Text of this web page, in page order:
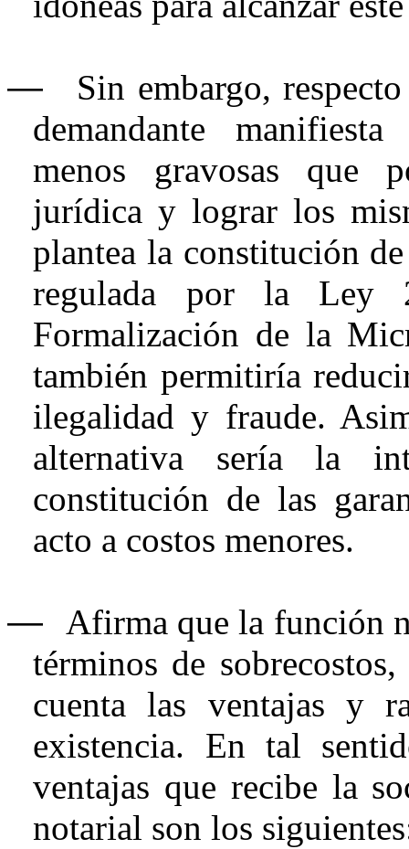
―
Sin embargo,
demandante
menos gravosas que
jurídica y lograr los
plantea la constitución
regulada por la Ley
Formalización de la
también permitiría
ilegalidad y fraude.
alternativa sería la
constitución de las
acto a costos menores.
―
Afirma que la función
términos de
cuenta las ventajas y
existencia. En tal
ventajas que recibe la
notarial son los